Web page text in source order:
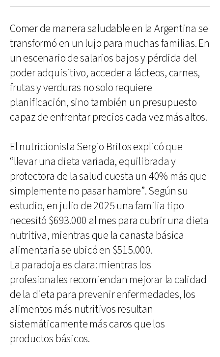
Comer de manera saludable en la Argentina se
transformó en un lujo para muchas familias. En
un escenario de salarios bajos y pérdida del
poder adquisitivo, acceder a lácteos, carnes,
frutas y verduras no solo requiere
planificación, sino también un presupuesto
capaz de enfrentar precios cada vez más altos.
El nutricionista Sergio Britos explicó que
“llevar una dieta variada, equilibrada y
protectora de la salud cuesta un 40% más que
simplemente no pasar hambre”. Según su
estudio, en julio de 2025 una familia tipo
necesitó $693.000 al mes para cubrir una dieta
nutritiva, mientras que la canasta básica
alimentaria se ubicó en $515.000.
La paradoja es clara: mientras los
profesionales recomiendan mejorar la calidad
de la dieta para prevenir enfermedades, los
alimentos más nutritivos resultan
sistemáticamente más caros que los
productos básicos.